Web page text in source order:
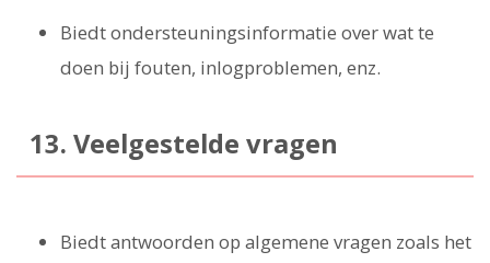
Biedt ondersteuningsinformatie over wat te
doen bij fouten, inlogproblemen, enz.
13. Veelgestelde vragen
Biedt antwoorden op algemene vragen zoals het